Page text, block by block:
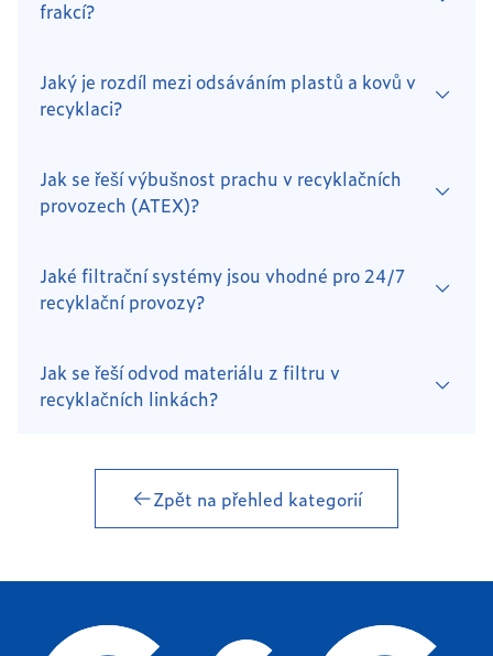
frakcí?
Jaký je rozdíl mezi odsáváním plastů a kovů v
recyklaci?
Jak se řeší výbušnost prachu v recyklačních
provozech (ATEX)?
Jaké filtrační systémy jsou vhodné pro 24/7
recyklační provozy?
Jak se řeší odvod materiálu z filtru v
recyklačních linkách?
Zpět na přehled kategorií